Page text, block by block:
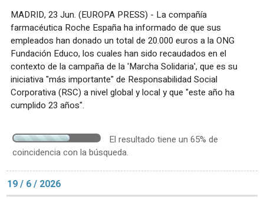
MADRID, 23 Jun. (EUROPA PRESS) - La compañía
farmacéutica Roche España ha informado de que sus
empleados han donado un total de 20.000 euros a la ONG
Fundación Educo, los cuales han sido recaudados en el
contexto de la campaña de la 'Marcha Solidaria', que es su
iniciativa "más importante" de Responsabilidad Social
Corporativa (RSC) a nivel global y local y que "este año ha
cumplido 23 años".
El resultado tiene un 65% de
coincidencia con la búsqueda.
19 / 6 / 2026